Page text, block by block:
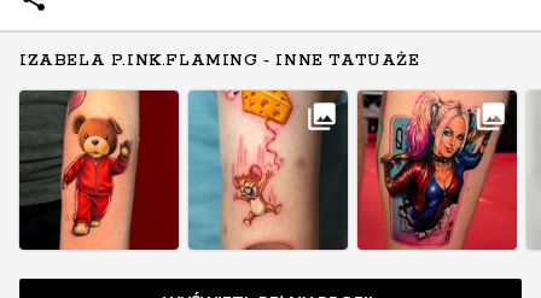
IZABELA P.INK.FLAMING - INNE TATUAŻE